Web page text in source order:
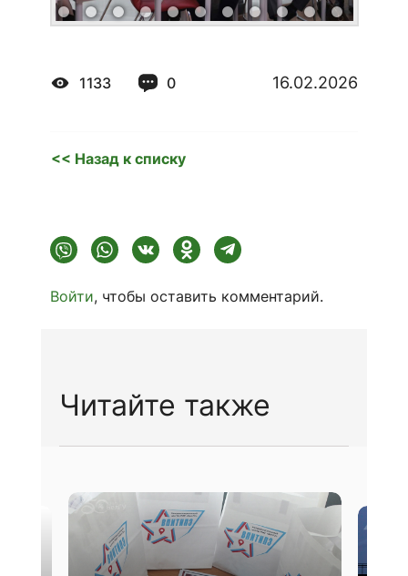
1133 0 16.02.2026
<< Назад к списку
Войти, чтобы оставить комментарий.
Читайте также